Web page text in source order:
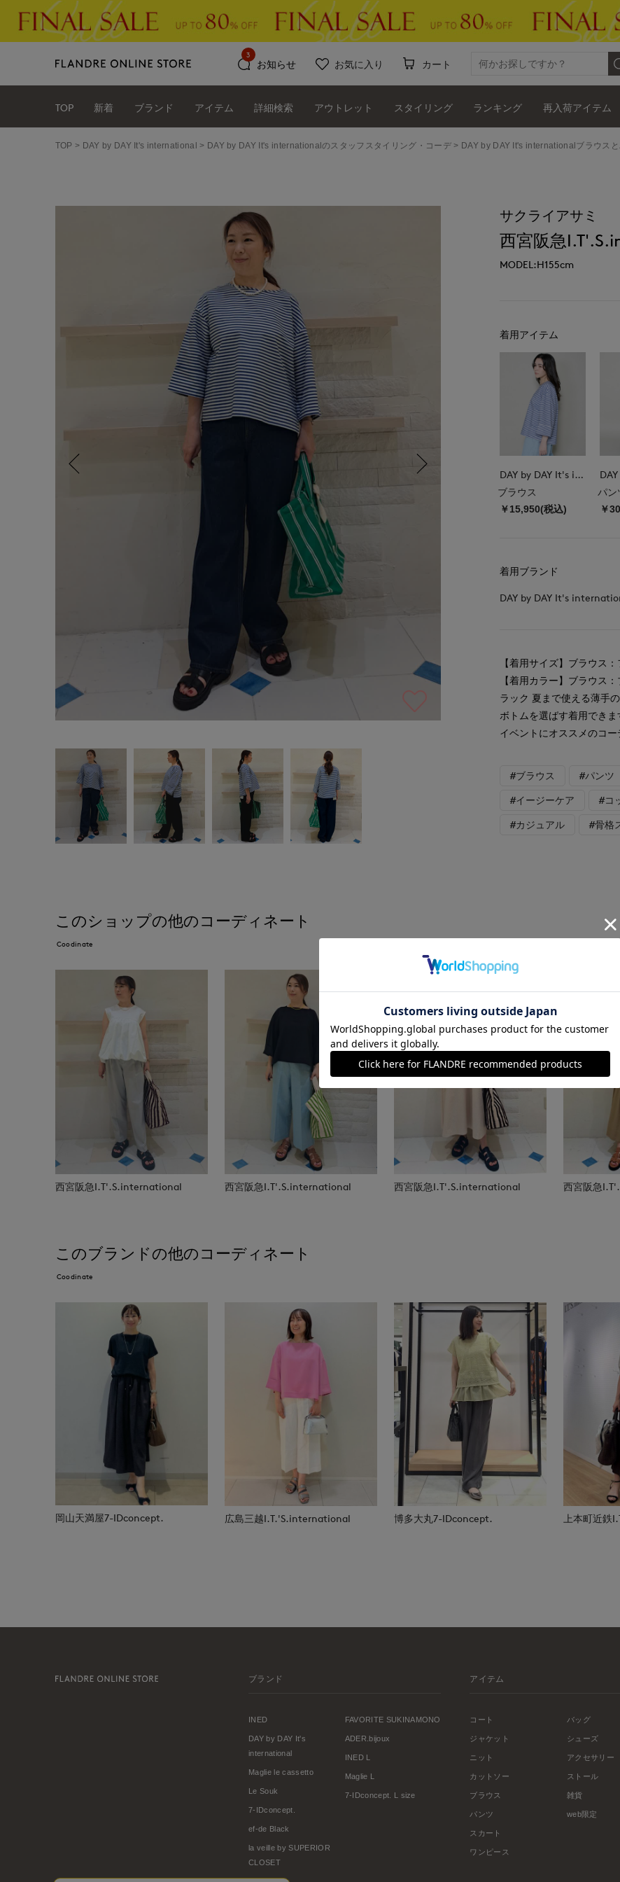
お知らせ
3
お気に入り カート
TOP 新着 ブランド アイテム 詳細検索 アウトレット スタイリング ランキング 再入荷アイテム
TOP DAY by DAY It's international DAY by DAY It's internationalのスタッフスタイリング・コーデ DAY by DAY It's internationalブラウス
サクライアサミ
西宮阪急
MODEL:H155cm
着用アイテム
DAY by DAY It's international
ブラウス
￥15,950(税込)
パン
￥
着用ブランド
DAY by DAY It's
【着用サイズ】ブラウ
【着用カラー】ブラウ
ラック 夏まで使える薄手
ボトムを選ばす着用でき
イベントにオススメのコー
#ブラウス #パンツ
#イージーケア #コ
#カジュアル #骨格
このショップの他のコーディネート
Coodinate
西宮阪急I.T'.S.international 西宮阪急I.T'.S.international 西宮阪急I.T'.S.international 西宮阪急
このブランドの他のコーディネート
Coodinate
岡山天満屋7-IDconcept. 広島三越I.T.'S.international 博多大丸7-IDconcept. 上本町近
ブランド
INED
DAY by DAY It's
international
Maglie le cassetto
Le Souk
7-IDconcept.
ef-de Black
la veille by SUPERIOR
CLOSET
FAVORITE SUKINAMONO
ADER.bijoux
INED L
Maglie L
7-IDconcept. L size
アイテム
コート
ジャケット
ニット
カットソー
ブラウス
パンツ
スカート
ワンピース
バッグ
シューズ
アクセサリー
ストール
雑貨
web限定